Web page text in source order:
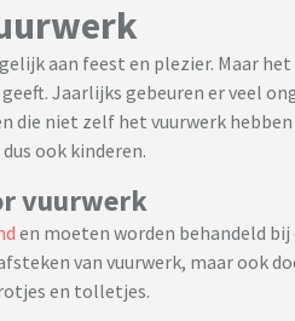
aan feest en plezier. Maar
Jaarlijks gebeuren er veel
die niet zelf het vuurwerk
ook kinderen.
vuurwerk
en moeten worden behandeld
van vuurwerk, maar ook
en tolletjes.